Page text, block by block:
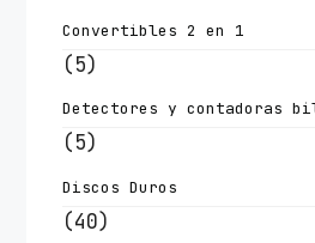
Convertibles 2 en 1
(5)
Detectores y contadoras
(5)
Discos Duros
(40)